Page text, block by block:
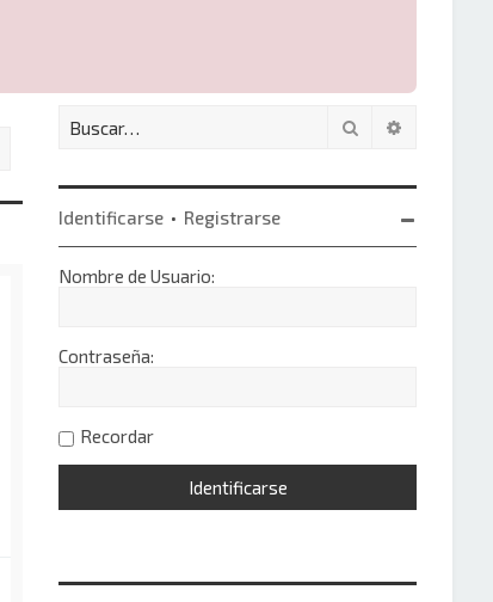
Buscar
Identificarse • Registrarse
Nombre de Usuario:
Contraseña:
Recordar